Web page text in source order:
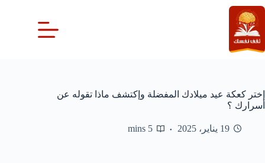
التجاوز
إلى
المحتوى
إختر كعكة عيد ميلادك المفضلة وإكتشف ماذا تقوله عن
أسرارك ؟
19 يناير، 2025 5 mins